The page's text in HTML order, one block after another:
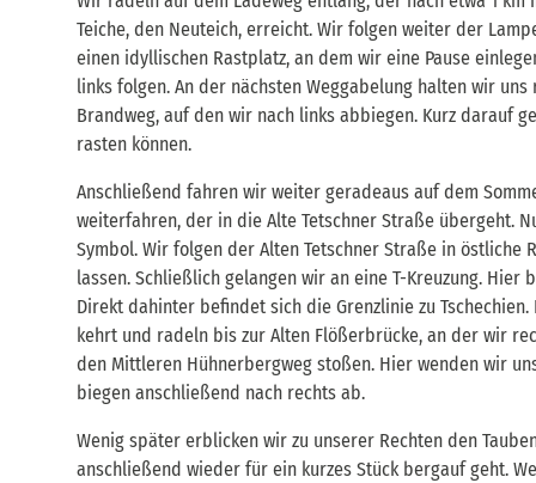
Teiche, den Neuteich, erreicht. Wir folgen weiter der
einen idyllischen Rastplatz, an dem wir eine Pause
links folgen. An der nächsten Weggabelung halten wir
Brandweg, auf den wir nach links abbiegen. Kurz darauf
rasten können.
Anschließend fahren wir weiter geradeaus auf dem
weiterfahren, der in die Alte Tetschner Straße übergeht.
Symbol. Wir folgen der Alten Tetschner Straße in östliche
lassen. Schließlich gelangen wir an eine T-Kreuzung.
Direkt dahinter befindet sich die Grenzlinie zu
kehrt und radeln bis zur Alten Flößerbrücke, an der wir
den Mittleren Hühnerbergweg stoßen. Hier wenden wir
biegen anschließend nach rechts ab.
Wenig später erblicken wir zu unserer Rechten den
anschließend wieder für ein kurzes Stück bergauf geht.